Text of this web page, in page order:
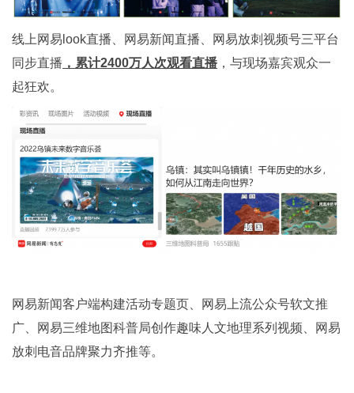
线上网易look直播、网易新闻直播、网易放刺视频号三平台
同步直播 ，累计2400万人次观看直播 ，与现场嘉宾观众一
起狂欢。
网易新闻客户端构建活动专题页、网易上流公众号软文推
广、网易三维地图科普局创作趣味人文地理系列视频、网易
放刺电音品牌聚力齐推等。